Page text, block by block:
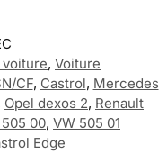
, Voiture
CF, Castrol, Mercedes
Opel dexos 2, Renault
00, VW 505 01
Edge